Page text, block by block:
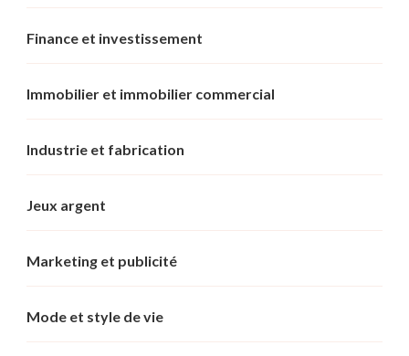
Finance et investissement
Immobilier et immobilier commercial
Industrie et fabrication
Jeux argent
Marketing et publicité
Mode et style de vie